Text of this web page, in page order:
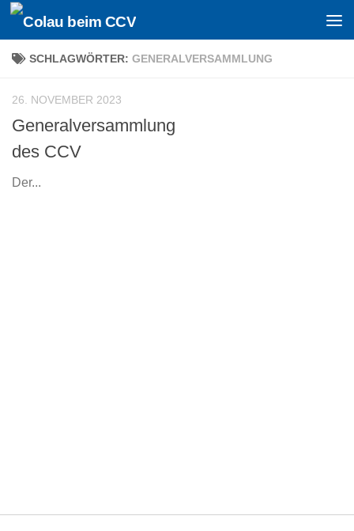
Zum Inhalt springen
SCHLAGWÖRTER: GENERALVERSAMMLUNG
26. NOVEMBER 2023
Generalversammlung
des CCV
Der...